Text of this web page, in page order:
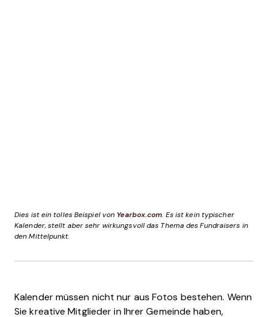
Dies ist ein tolles Beispiel von Yearbox.com. Es ist kein typischer
Kalender, stellt aber sehr wirkungsvoll das Thema des Fundraisers in
den Mittelpunkt.
Kalender müssen nicht nur aus Fotos bestehen. Wenn
Sie kreative Mitglieder in Ihrer Gemeinde haben,